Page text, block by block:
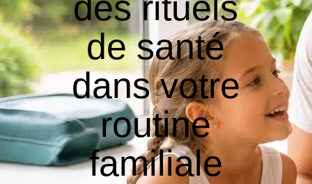
de santé
dans votre
routine
familiale